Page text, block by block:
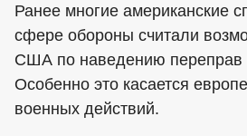
Ранее многие американские
сфере обороны считали
США по наведению переправ
Особенно это касается
военных действий.